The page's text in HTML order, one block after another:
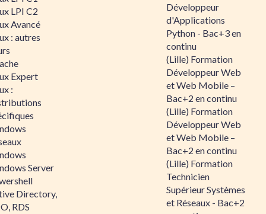
LPI C2
Avancé
: autres
Expert
:
Server
Directory,
RDS
Développeur
d'Applications
Python - Bac+3 en
continu
(Lille) Formation
Développeur Web
et Web Mobile –
Bac+2 en continu
(Lille) Formation
Développeur Web
et Web Mobile –
Bac+2 en continu
(Lille) Formation
Technicien
Supérieur Systèmes
et Réseaux - Bac+2